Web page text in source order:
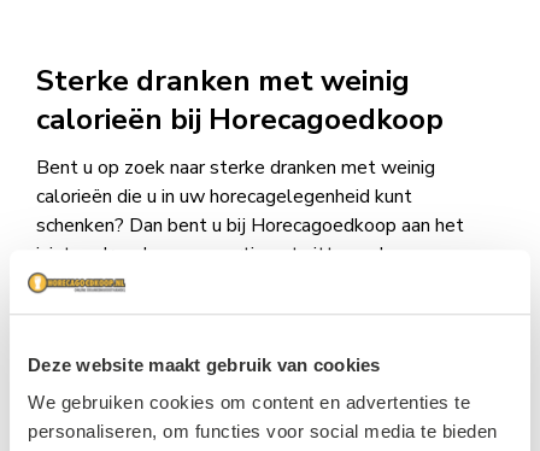
Deze website maakt gebruik van cookies
We gebruiken cookies om content en advertenties te
personaliseren, om functies voor social media te bieden
Sterke dranken met weinig
calorieën bij Horecagoedkoop
Bent u op zoek naar sterke dranken met weinig
calorieën die u in uw horecagelegenheid kunt
schenken? Dan bent u bij Horecagoedkoop aan het
juiste adres. In ons assortiment zitten vele
verschillende sterke dranken, zowel met weinig
calorieën als dranken met iets meer. Ook voor andere
Heeft u vragen? Neem dan vrijblijvendcontact
op.